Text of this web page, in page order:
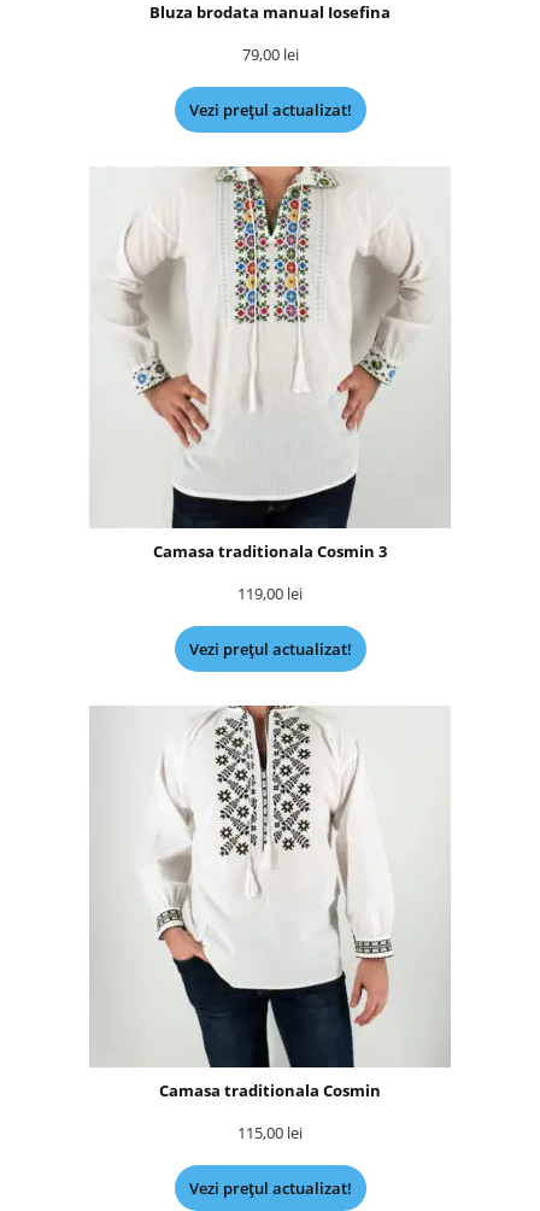
Bluza brodata manual Iosefina
79,00 lei
Vezi prețul actualizat!
Camasa traditionala Cosmin 3
119,00 lei
Vezi prețul actualizat!
Camasa traditionala Cosmin
115,00 lei
Vezi prețul actualizat!